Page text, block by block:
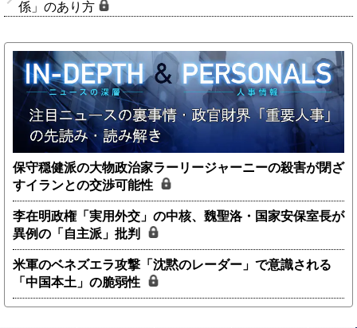
係」のあり方
保守穏健派の大物政治家ラーリージャーニーの殺害が閉ざ
すイランとの交渉可能性
李在明政権「実用外交」の中核、魏聖洛・国家安保室長が
異例の「自主派」批判
米軍のベネズエラ攻撃「沈黙のレーダー」で意識される
「中国本土」の脆弱性